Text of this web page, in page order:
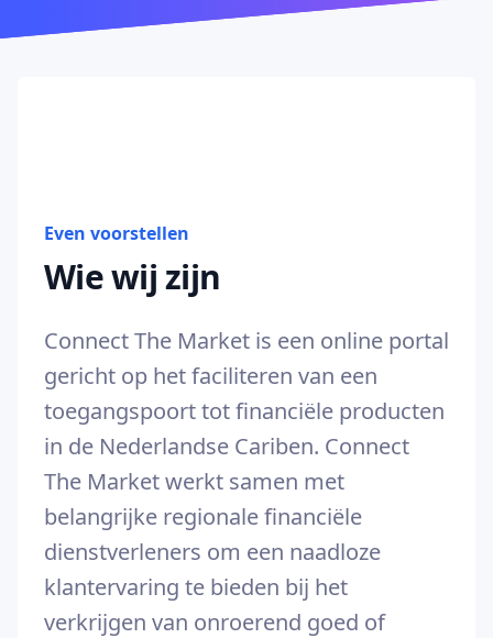
Even voorstellen
Wie wij zijn
Connect The Market is een online portal
gericht op het faciliteren van een
toegangspoort tot financiële producten
in de Nederlandse Cariben. Connect
The Market werkt samen met
belangrijke regionale financiële
dienstverleners om een naadloze
klantervaring te bieden bij het
verkrijgen van onroerend goed of